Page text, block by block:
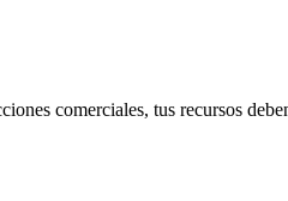
comerciales, tus recursos